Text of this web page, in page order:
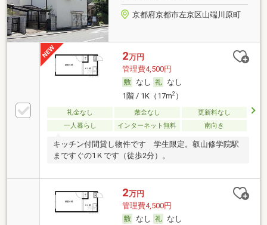
京都府京都市左京区山端川原町
2万円
管理費4,500円
なし
なし
1階 / 1K（17m2）
礼金なし 敷金なし
更新料なし
一人暮らし
インターネット無料 南向き
キッチン付間貸し物件です 学生限定。叡山修学院駅
まですぐの1Ｋです（徒歩2分）。
2万円
管理費4,500円
なし
なし